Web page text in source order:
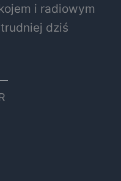
i radiowym
dziś